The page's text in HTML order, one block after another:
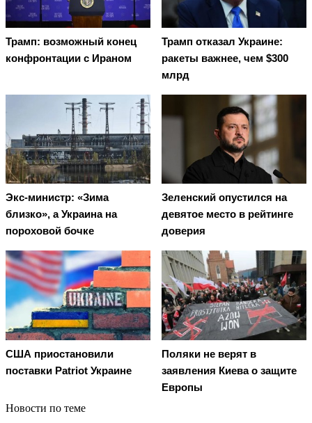
Трамп: возможный конец
конфронтации с Ираном
Трамп отказал Украине:
ракеты важнее, чем $300
млрд
Экс-министр: «Зима
близко», а Украина на
пороховой бочке
Зеленский опустился на
девятое место в рейтинге
доверия
США приостановили
поставки Patriot Украине
Поляки не верят в
заявления Киева о защите
Европы
Новости по теме